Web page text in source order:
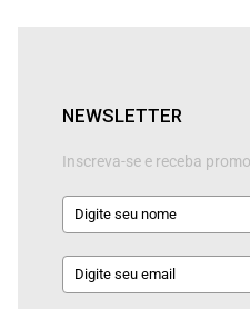
NEWSLETTER
Inscreva-se e receba